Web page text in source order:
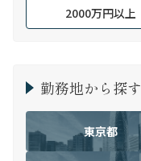
2000万円以上
勤務地から探す
東京都